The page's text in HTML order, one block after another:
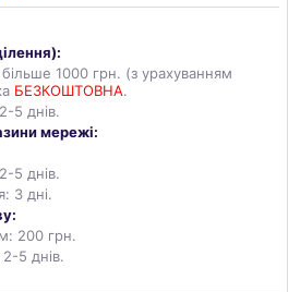
):
1000 грн. (з урахуванням
БЕЗКОШТОВНА.
5 днів.
мережі:
5 днів.
3 дні.
200 грн.
5 днів.